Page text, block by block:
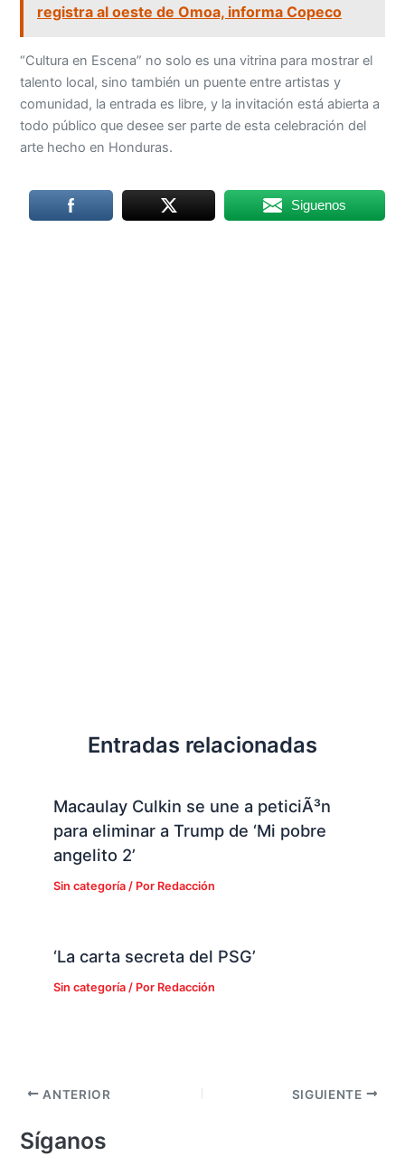
registra al oeste de Omoa, informa Copeco
“Cultura en Escena” no solo es una vitrina para mostrar el
talento local, sino también un puente entre artistas y
comunidad, la entrada es libre, y la invitación está abierta a
todo público que desee ser parte de esta celebración del
arte hecho en Honduras.
Siguenos
Entradas relacionadas
Macaulay Culkin se une a peticiÃ³n
para eliminar a Trump de ‘Mi pobre
angelito 2’
Sin categoría/ Por Redacción
‘La carta secreta del PSG’
Sin categoría/ Por Redacción
ANTERIOR SIGUIENTE
Síganos